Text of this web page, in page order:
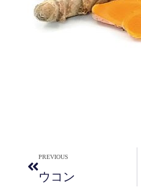
PREVIOUS
ウコン